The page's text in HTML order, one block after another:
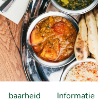
Informatie